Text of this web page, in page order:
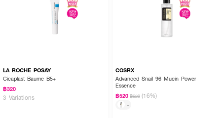
LA ROCHE POSAY
Cicaplast Baume B5+
฿320
3 Variations
COSRX
Advanced Snail 96 Mucin Power
Essence
฿520 ฿620 (16%)
-